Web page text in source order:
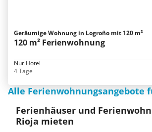
Geräumige Wohnung in Logroño mit 120 m²
120 m² Ferienwohnung
Nur Hotel
4 Tage
Alle Ferienwohnungsangebote
Ferienhäuser und
Rioja mieten